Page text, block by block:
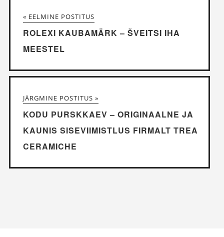
« EELMINE POSTITUS
ROLEXI KAUBAMÄRK – ŠVEITSI IHA
MEESTEL
JÄRGMINE POSTITUS »
KODU PURSKKAEV – ORIGINAALNE JA
KAUNIS SISEVIIMISTLUS FIRMALT TREA
CERAMICHE